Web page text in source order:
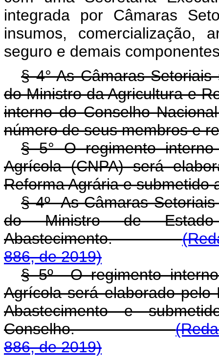
integrada por Câmaras
insumos, comercialização,
seguro e demais
§ 4° As Câmaras
do Ministro da Agricultura e
interno do Conselho
número de seus membros e
§ 5° O regimento
Agrícola (CNPA) será
Reforma Agrária e submetido
§ 4º As Câmaras
do Ministro de
Abastecimento.
886, de 2019)
§ 5º O regimento
Agrícola será elaborado pelo
Abastecimento e
Conselho.
886, de 2019)